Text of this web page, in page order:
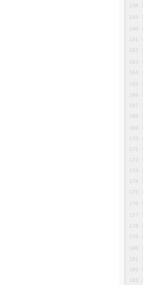
158
159
160
161
162
163
164
165
166
167
168
169
170
171
172
173
174
175
176
177
178
179
180
181
182
183